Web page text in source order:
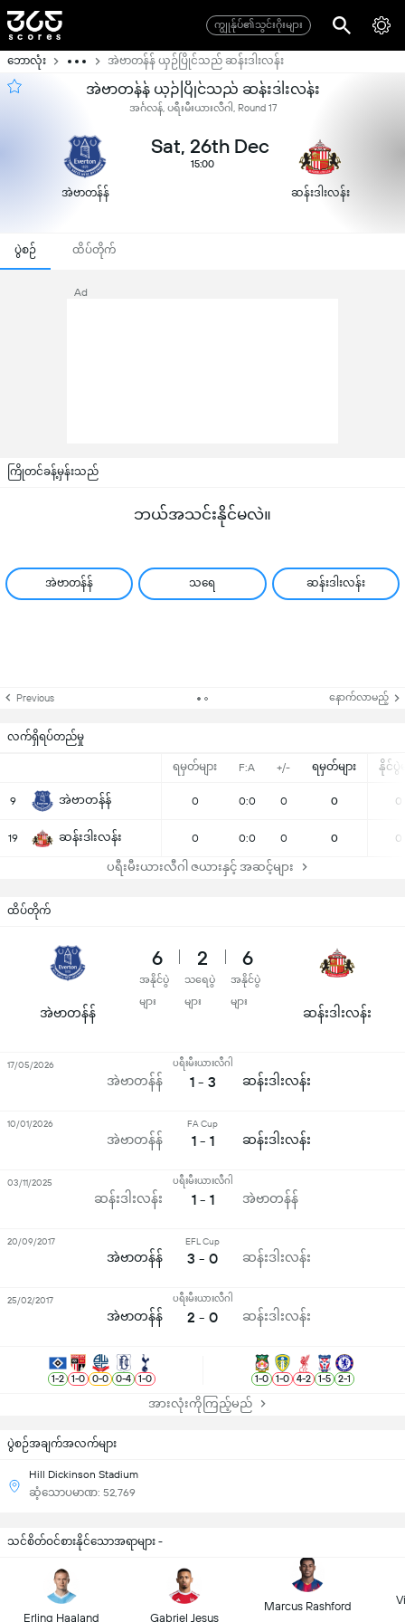
ကျွုန်ုပ်၏သွင်းဂိုးများ
ဘောလုံး အဲဗာတန်န် ယှဉ်ပြိုင်သည် ဆန်းဒါးလန်း
အဲဗာတန်န် ယှဉ်ပြိုင်သည် ဆန်းဒါးလန်း
အင်္ဂလန်, ပရီးမီးယားလီဂါ, Round 17
အဲဗာတန်န်
Sat, 26th Dec
15:00
ဆန်းဒါးလန်း
ပွဲစဉ် ထိပ်တိုက်
Ad
ကြိုတင်ခန့်မှန်းသည်
ဘယ်အသင်းနိုင်မလဲ။
အဲဗာတန်န် သရေ ဆန်းဒါးလန်း
Previous နောက်လာမည့်
လက်ရှိရပ်တည်မှု
ရမှတ်များ F:A +/- ရမှတ်များ နိုင်ပွဲမ
9 အဲဗာတန်န် 0 0:0 0 0 0
19 ဆန်းဒါးလန်း 0 0:0 0 0 0
ပရီးမီးယားလီဂါ ဇယားနှင့် အဆင့်များ
ပွဲစဉ်အချက်အလက်များ
Hill Dickinson Stadium
ဆံ့သောပမာဏ: 52,769
ထိပ်တိုက်
အဲဗာတန်န်
6
အနိုင်ပွဲ
များ
2
သရေပွဲ
များ
6
အနိုင်ပွဲ
များ
ဆန်းဒါးလန်း
အဲဗာတန်န်
ပရီးမီးယားလီဂါ
1 - 3 ဆန်းဒါးလန်း
17/05/2026
အဲဗာတန်န်
FA Cup
1 - 1 ဆန်းဒါးလန်း
10/01/2026
ဆန်းဒါးလန်း
ပရီးမီးယားလီဂါ
1 - 1 အဲဗာတန်န်
03/11/2025
အဲဗာတန်န်
EFL Cup
3 - 0 ဆန်းဒါးလန်း
20/09/2017
အဲဗာတန်န်
ပရီးမီးယားလီဂါ
2 - 0 ဆန်းဒါးလန်း
25/02/2017
1-2 1-0 0-0 0-4 1-0 1-0 1-0 4-2 1-5 2-1
အားလုံးကိုကြည့်မည်
သင်စိတ်ဝင်စားနိုင်သောအရာများ -
Erling Haaland Gabriel Jesus
Marcus Rashford